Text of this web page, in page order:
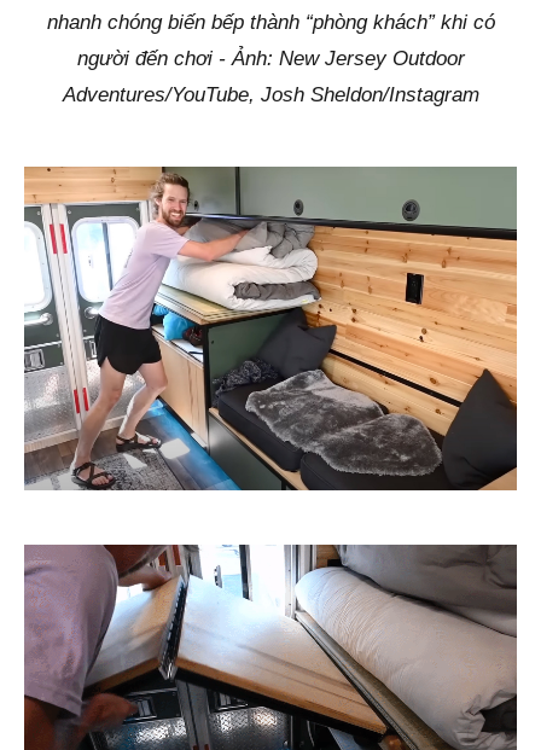
nhanh chóng biến bếp thành “phòng khách” khi có
người đến chơi - Ảnh: New Jersey Outdoor
Adventures/YouTube, Josh Sheldon/Instagram